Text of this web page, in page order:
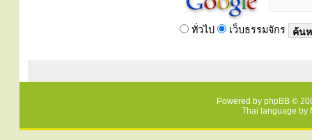
ทั่วไป เว็บธรรมจักร
Powered by phpBB ©
Thai language by